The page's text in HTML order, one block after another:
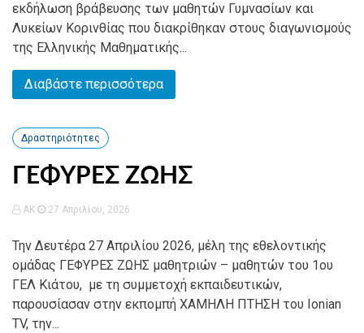
εκδήλωση βράβευσης των μαθητών Γυμνασίων και
Λυκείων Κορινθίας που διακρίθηκαν στους διαγωνισμούς
της Ελληνικής Μαθηματικής...
Διαβάστε περισσότερα
Δραστηριότητες
ΓΕΦΥΡΕΣ ΖΩΗΣ
AK 27 Απριλίου, 2026
Την Δευτέρα 27 Απριλίου 2026, μέλη της εθελοντικής
ομάδας ΓΕΦΥΡΕΣ ΖΩΗΣ μαθητριών – μαθητών του 1ου
ΓΕΛ Κιάτου, με τη συμμετοχή εκπαιδευτικών,
παρουσίασαν στην εκπομπή ΧΑΜΗΛΗ ΠΤΗΣΗ του Ionian
TV, την...